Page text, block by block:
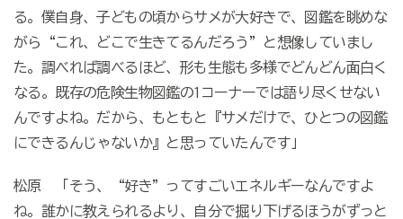
る。僕自身、子どもの頃からサメが大好きで、図鑑を眺めな
がら“これ、どこで生きてるんだろう”と想像していまし
た。調べれば調べるほど、形も生態も多様でどんどん面白く
なる。既存の危険生物図鑑の1 コーナーでは語り尽くせない
んですよね。だから、もともと『サメだけで、ひとつの図鑑
にできるんじゃないか』と思っていたんです」
松原 「そう、“好き”ってすごいエネルギーなんですよ
ね。誰かに教えられるより、自分で掘り下げるほうがずっと